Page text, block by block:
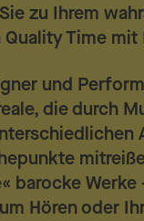
zu Ihrem
Time mit
und
die durch
barocke Werke
Hören oder